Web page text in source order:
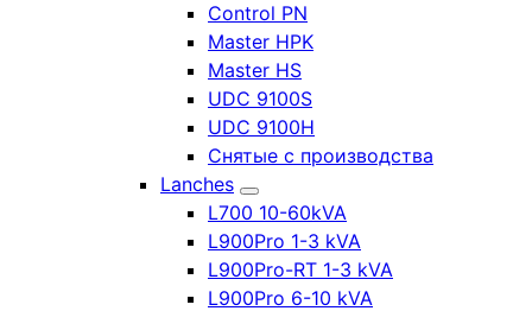
Control PN
Master HPK
Master HS
UDC 9100S
UDC 9100H
Снятые с производства
Lanches
L700 10-60kVA
L900Pro 1-3 kVA
L900Pro-RT 1-3 kVA
L900Pro 6-10 kVA